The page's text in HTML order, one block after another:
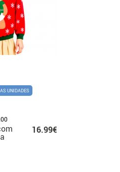
UNIDADES
16.99€